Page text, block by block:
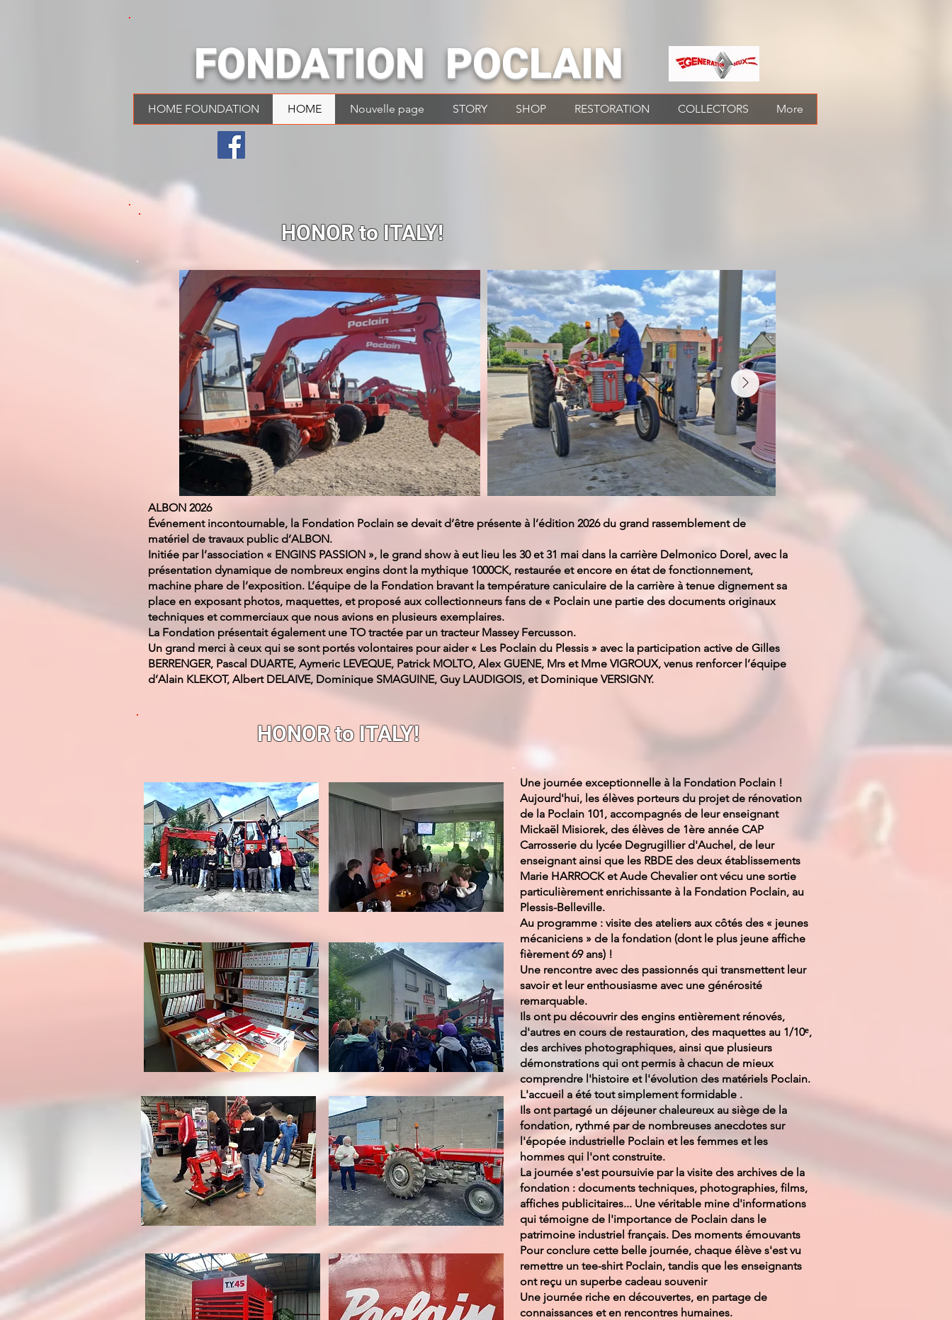
FONDATION POCLAIN
HOME FOUNDATION HOME Nouvelle page STORY SHOP RESTORATION COLLECTORS More
HONOR to ITALY!
HONOR to ITALY!
ALBON 2026
Événement incontournable, la Fondation Poclain se devait d’être présente à l’édition 2026 du grand rassemblement de
matériel de travaux public d’ALBON.
Initiée par l’association « ENGINS PASSION », le grand show à eut lieu les 30 et 31 mai dans la carrière Delmonico Dorel, avec la
présentation dynamique de nombreux engins dont la mythique 1000CK, restaurée et encore en état de fonctionnement,
machine phare de l’exposition. L’équipe de la Fondation bravant la température caniculaire de la carrière à tenue dignement sa
place en exposant photos, maquettes, et proposé aux collectionneurs fans de « Poclain une partie des documents originaux
techniques et commerciaux que nous avions en plusieurs exemplaires.
La Fondation présentait également une TO tractée par un tracteur Massey Fercusson.
Un grand merci à ceux qui se sont portés volontaires pour aider « Les Poclain du Plessis » avec la participation active de Gilles
BERRENGER, Pascal DUARTE, Aymeric LEVEQUE, Patrick MOLTO, Alex GUENE, Mrs et Mme VIGROUX, venus renforcer l’équipe
d’Alain KLEKOT, Albert DELAIVE, Dominique SMAGUINE, Guy LAUDIGOIS, et Dominique VERSIGNY.
Une journée exceptionnelle à la Fondation Poclain !
Aujourd'hui, les élèves porteurs du projet de rénovation
de la Poclain 101, accompagnés de leur enseignant
Mickaël Misiorek, des élèves de 1ère année CAP
Carrosserie du lycée Degrugillier d'Auchel, de leur
enseignant ainsi que les RBDE des deux établissements
Marie HARROCK et Aude Chevalier ont vécu une sortie
particulièrement enrichissante à la Fondation Poclain, au
Plessis-Belleville.
Au programme : visite des ateliers aux côtés des « jeunes
mécaniciens » de la fondation (dont le plus jeune affiche
fièrement 69 ans) !
Une rencontre avec des passionnés qui transmettent leur
savoir et leur enthousiasme avec une générosité
remarquable.
Ils ont pu découvrir des engins entièrement rénovés,
d'autres en cours de restauration, des maquettes au 1/10ᵉ,
des archives photographiques, ainsi que plusieurs
démonstrations qui ont permis à chacun de mieux
comprendre l'histoire et l'évolution des matériels Poclain.
L'accueil a été tout simplement formidable .
Ils ont partagé un déjeuner chaleureux au siège de la
fondation, rythmé par de nombreuses anecdotes sur
l'épopée industrielle Poclain et les femmes et les
hommes qui l'ont construite.
La journée s'est poursuivie par la visite des archives de la
fondation : documents techniques, photographies, films,
affiches publicitaires... Une véritable mine d'informations
qui témoigne de l'importance de Poclain dans le
patrimoine industriel français. Des moments émouvants
Pour conclure cette belle journée, chaque élève s'est vu
remettre un tee-shirt Poclain, tandis que les enseignants
ont reçu un superbe cadeau souvenir
Une journée riche en découvertes, en partage de
connaissances et en rencontres humaines.